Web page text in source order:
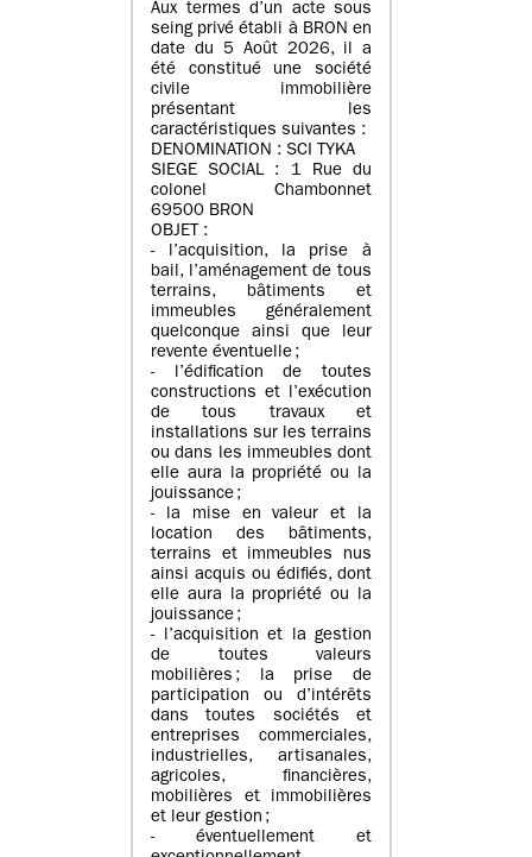
Aux termes d’un acte sous
seing privé établi à BRON en
date du 5 Août 2026, il a
été constitué une société
civile immobilière
présentant les
caractéristiques suivantes :
DENOMINATION : SCI TYKA
SIEGE SOCIAL : 1 Rue du
colonel Chambonnet
69500 BRON
OBJET :
- l’acquisition, la prise à
bail, l’aménagement de tous
terrains, bâtiments et
immeubles généralement
quelconque ainsi que leur
revente éventuelle ;
- l’édification de toutes
constructions et l’exécution
de tous travaux et
installations sur les terrains
ou dans les immeubles dont
elle aura la propriété ou la
jouissance ;
- la mise en valeur et la
location des bâtiments,
terrains et immeubles nus
ainsi acquis ou édifiés, dont
elle aura la propriété ou la
jouissance ;
- l’acquisition et la gestion
de toutes valeurs
mobilières ; la prise de
participation ou d’intérêts
dans toutes sociétés et
entreprises commerciales,
industrielles, artisanales,
agricoles, financières,
mobilières et immobilières
et leur gestion ;
- éventuellement et